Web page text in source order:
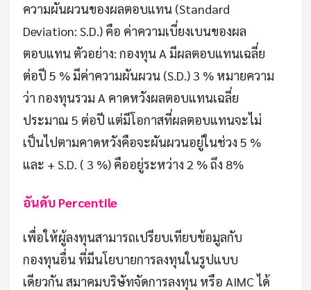
ความผันผวนของผลตอบแทน (Standard
Deviation: S.D.) คือ ค่าความเบี่ยงเบนของผล
ตอบแทน ตัวอย่าง: กองทุน A มีผลตอบแทนเฉลี่ย
ต่อปี 5 % มีค่าความผันผวน (S.D.) 3 % หมายความ
ว่า กองทุนรวม A คาดหวังผลตอบแทนเฉลี่ย
ประมาณ 5 ต่อปี แต่มีโอกาสที่ผลตอบแทนจะไม่
เป็นไปตามคาดหวังคือจะผันผวนอยู่ในช่วง 5 %
และ + S.D. ( 3 %) คืออยู่ระหว่าง 2 % ถึง 8%
อันดับ Percentile
เพื่อให้ผู้ลงทุนสามารถเปรียบเทียบข้อมูลกับ
กองทุนอื่น ที่มีนโยบายการลงทุนในรูปแบบ
เดียวกัน สมาคมบริษัทจัดการลงทุน หรือ AIMC ได้